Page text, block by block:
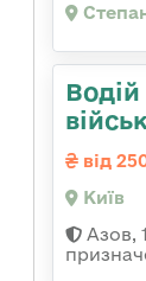
від
Київ
Азов,